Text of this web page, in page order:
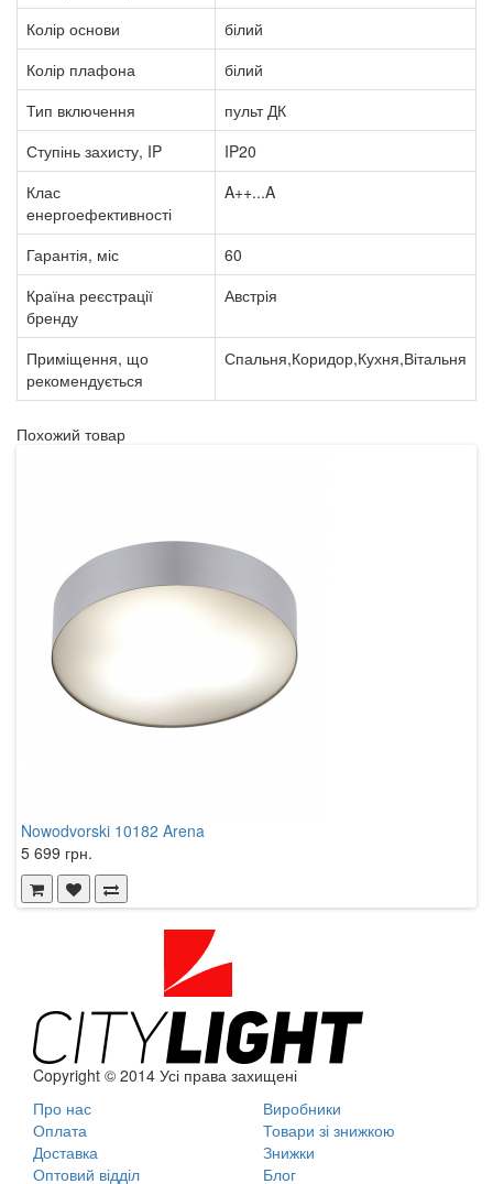
Колір основи
білий
Колір плафона
білий
Тип включення
пульт ДК
Ступінь захисту, IP
IP20
Клас
енергоефективності
A++...A
Гарантія, міс
60
Країна реєстрації
бренду
Австрія
Приміщення, що
рекомендується
Спальня,Коридор,Кухня,Вітальня
Похожий товар
Nowodvorski 10182 Arena
5 699 грн.
Copyright © 2014 Усі права захищені
Про нас
Оплата
Доставка
Оптовий відділ
Виробники
Товари зі знижкою
Знижки
Блог